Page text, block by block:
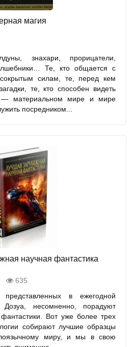
магия
знахари, прорицатели,
Те, кто общается с
силам, те, перед кем
те, кто способен видеть
— материальном мире и мире
посредником...
научная фантастика
635
представленных в ежегодной
Дозуа, несомненно, порадуют
Вот уже более трех
собирают лучшие образцы
миру, и мы в свою